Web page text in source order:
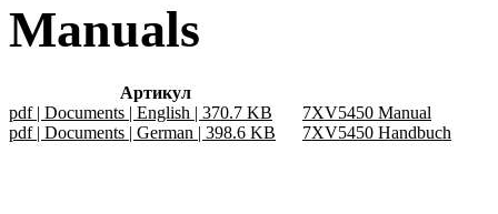
Manuals
Артикул
pdf | Documents | English | 370.7 KB
7XV5450 Manual
pdf | Documents | German | 398.6 KB
7XV5450 Handbuch